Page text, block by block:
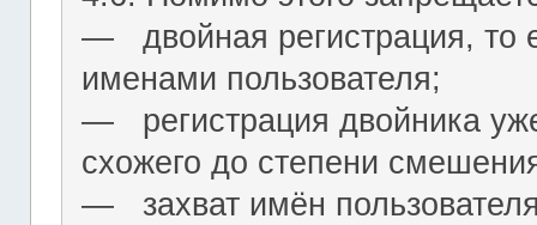
― двойная регистрация, то
именами пользователя;
― регистрация двойника
схожего до степени
― захват имён пользователя